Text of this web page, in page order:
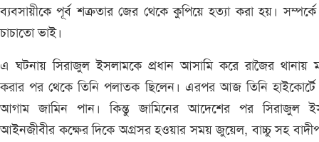
ব্যবসায়ীকে পূর্ব শত্রুতার জের থেকে কুপিয়ে হত্যা করা হয়। সম্পর্কে
চাচাতো ভাই।
এ ঘটনায় সিরাজুল ইসলামকে প্রধান আসামি করে রাজৈর থানায়
করার পর থেকে তিনি পলাতক ছিলেন। এরপর আজ তিনি
আগাম জামিন পান। কিন্তু জামিনের আদেশের পর সিরাজুল
আইনজীবীর কক্ষের দিকে অগ্রসর হওয়ার সময় জুয়েল, বাচ্চু সহ